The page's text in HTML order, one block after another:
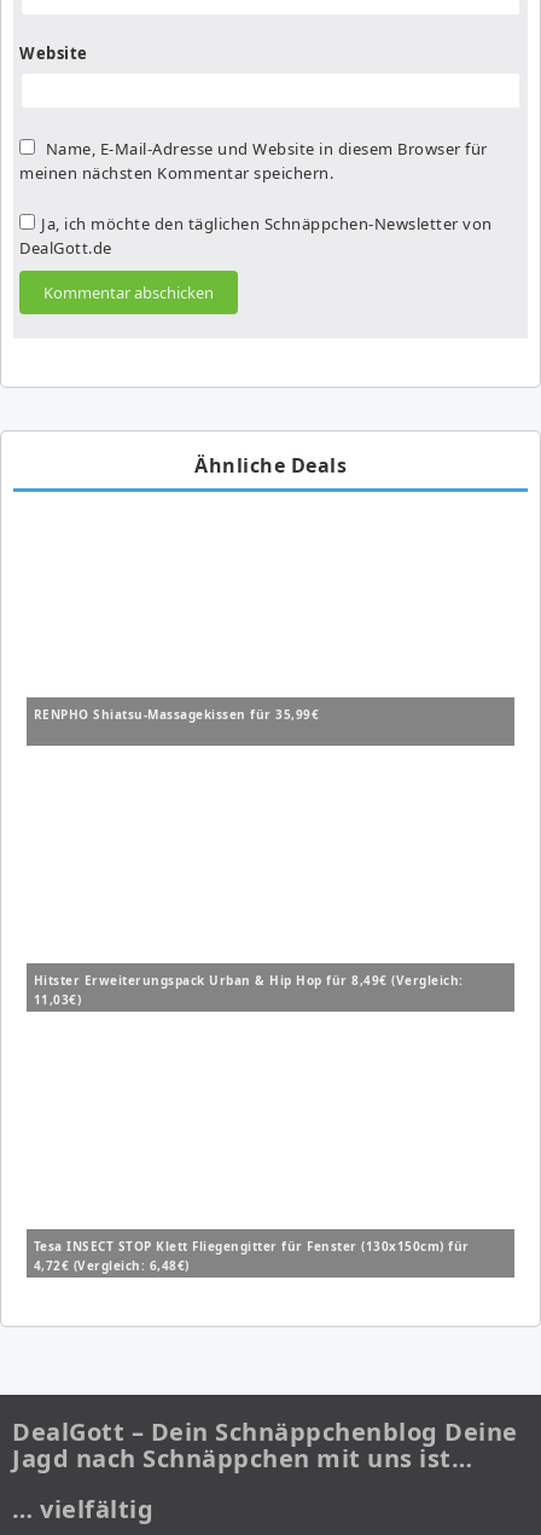
Website
Name, E-Mail-Adresse und Website in diesem Browser für
meinen nächsten Kommentar speichern.
Ja, ich möchte den täglichen Schnäppchen-Newsletter von
DealGott.de
Ähnliche Deals
RENPHO Shiatsu-Massagekissen für 35,99€
Hitster Erweiterungspack Urban & Hip Hop für 8,49€ (Vergleich:
11,03€)
Tesa INSECT STOP Klett Fliegengitter für Fenster (130x150cm) für
4,72€ (Vergleich: 6,48€)
DealGott – Dein Schnäppchenblog Deine
Jagd nach Schnäppchen mit uns ist…
… vielfältig